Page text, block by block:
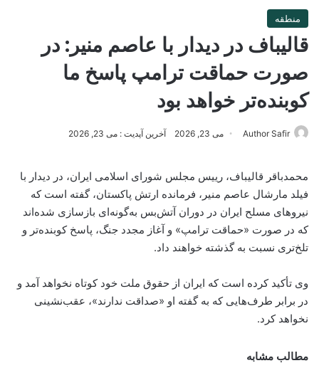
منطقه
قالیباف در دیدار با عاصم منیر: در
صورت حماقت ترامپ پاسخ ما
کوبنده‌تر خواهد بود
Author Safir می 23, 2026 آخرین آپدیت : می 23, 2026
محمدباقر قالیباف، رییس مجلس شورای اسلامی ایران، در دیدار با
فیلد مارشال عاصم منیر، فرمانده ارتش پاکستان، گفته است که
نیروهای مسلح ایران در دوران آتش‌بس به‌گونه‌ای بازسازی شده‌اند
که در صورت «حماقت ترامپ» و آغاز مجدد جنگ، پاسخ کوبنده‌تر و
تلخ‌تری نسبت به گذشته خواهند داد.
وی تأکید کرده است که ایران از حقوق ملت خود کوتاه نخواهد آمد و
در برابر طرف‌هایی که به گفته او «صداقت ندارند»، عقب‌نشینی
نخواهد کرد.
مطالب مشابه